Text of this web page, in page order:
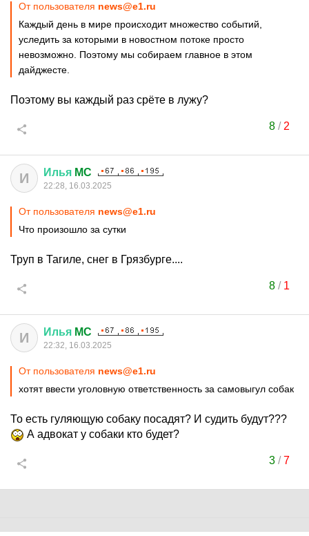
От пользователя news@e1.ru
Каждый день в мире происходит множество событий,
уследить за которыми в новостном потоке просто
невозможно. Поэтому мы собираем главное в этом
дайджесте.
Поэтому вы каждый раз срёте в лужу?
8/ 2
И Илья MC
22:28, 16.03.2025
От пользователя news@e1.ru
Что произошло за сутки
Труп в Тагиле, снег в Грязбурге....
8/ 1
И Илья MC
22:32, 16.03.2025
От пользователя news@e1.ru
хотят ввести уголовную ответственность за самовыгул собак
То есть гуляющую собаку посадят? И судить будут???
А адвокат у собаки кто будет?
3/7